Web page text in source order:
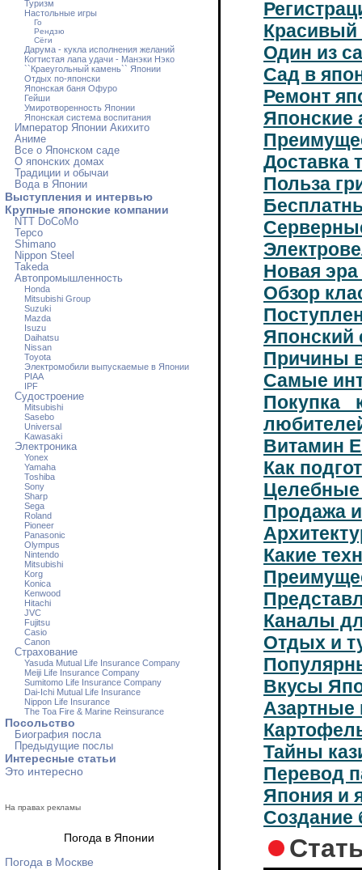
Туризм
Настольные игры
Го
Рендзю
Сёги
Дарума - кукла исполнения желаний
Когтистая лапа удачи - Манэки Нэко
``Краеугольный камень`` Японии
Отдых по-японски
Японская баня Офуро
Гейши
Умиротворенность Японии
Японская система воспитания
Император Японии Акихито
Аниме
Все о Японском саде
О японских домах
Традиции и обычаи
Вода в Японии
Выступления и интервью
Крупные японские компании
NTT DoCoMo
Tepco
Shimano
Nippon Steel
Takeda
Автопромышленность
Honda
Mitsubishi Group
Suzuki
Mazda
Isuzu
Daihatsu
Nissan
Toyota
Электромобили выпускаемые в Японии
PIAA
IPF
Судостроение
Mitsubishi
Sasebo
Universal
Kawasaki
Электроника
Yonex
Yamaha
Toshiba
Sony
Sharp
Sega
Roland
Pioneer
Panasonic
Olympus
Nintendo
Mitsubishi
Korg
Konica
Kenwood
Hitachi
JVC
Fujitsu
Casio
Canon
Страхование
Yasuda Mutual Life Insurance Company
Meiji Life Insurance Company
Sumitomo Life Insurance Company
Dai-Ichi Mutual Life Insurance
Nippon Life Insurance
The Toa Fire & Marine Reinsurance
Посольство
Биография посла
Предыдущие послы
Интересные статьи
Это интересно
На правах рекламы
Погода в Японии
Погода в Москве
Красивый
Один из
Сад в
Ремонт
Японские
Доставка
Польза
Новая
Обзор
Японский
Причины
Самые
Покупка
Витамин
Как
Целебные
Продажа
Какие
Каналы
Отдых и
Вкусы
Азартные
Тайны
Перевод
Япония и
Создание